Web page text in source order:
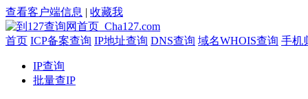
查看客户端信息 | 收藏我
首页 ICP备案查询 IP地址查询 DNS查询 域名WHOIS查询 手机
IP查询
批量查IP